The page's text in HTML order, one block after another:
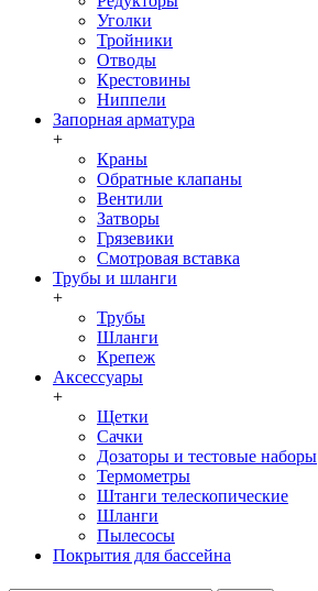
Уголки
Тройники
Отводы
Крестовины
Ниппели
Запорная арматура
+
Краны
Обратные клапаны
Вентили
Затворы
Грязевики
Смотровая вставка
Трубы и шланги
+
Трубы
Шланги
Крепеж
Аксессуары
+
Щетки
Сачки
Дозаторы и тестовые наборы
Термометры
Штанги телескопические
Шланги
Пылесосы
Покрытия для бассейна